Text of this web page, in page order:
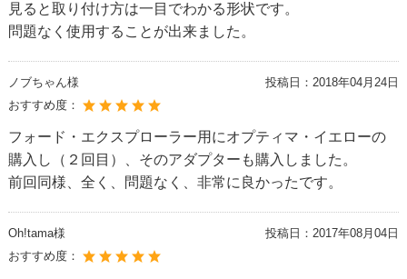
見ると取り付け方は一目でわかる形状です。
問題なく使用することが出来ました。
ノブちゃん様 投稿日： 2018年04月24日
おすすめ度：
フォード・エクスプローラー用にオプティマ・イエローの
購入し（２回目）、そのアダプターも購入しました。
前回同様、全く、問題なく、非常に良かったです。
Oh!tama様 投稿日： 2017年08月04日
おすすめ度：